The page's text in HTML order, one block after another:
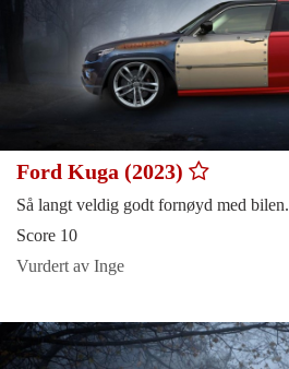
Ford Kuga (2023)
Så langt veldig godt fornøyd med bilen.
Score 10
Vurdert av Inge